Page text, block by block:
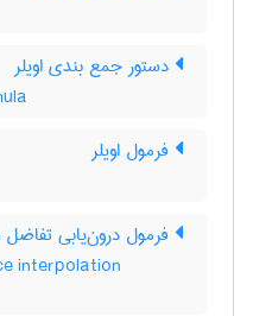
دستور جمع بندی اویلر
فرمول اویلر
فرمول درون‌یابی
interpolation